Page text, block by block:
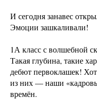
И сегодня занавес
Эмоции зашкаливали!
1А класс с волшебной
Такая глубина, такие
дебют первоклашек!
из них — наши
времён.